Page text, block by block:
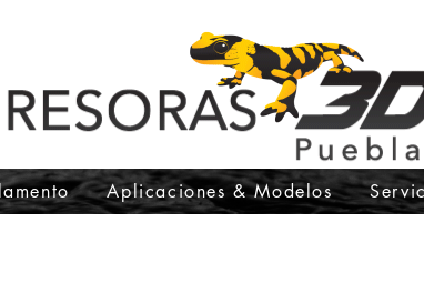
Aplicaciones & Modelos